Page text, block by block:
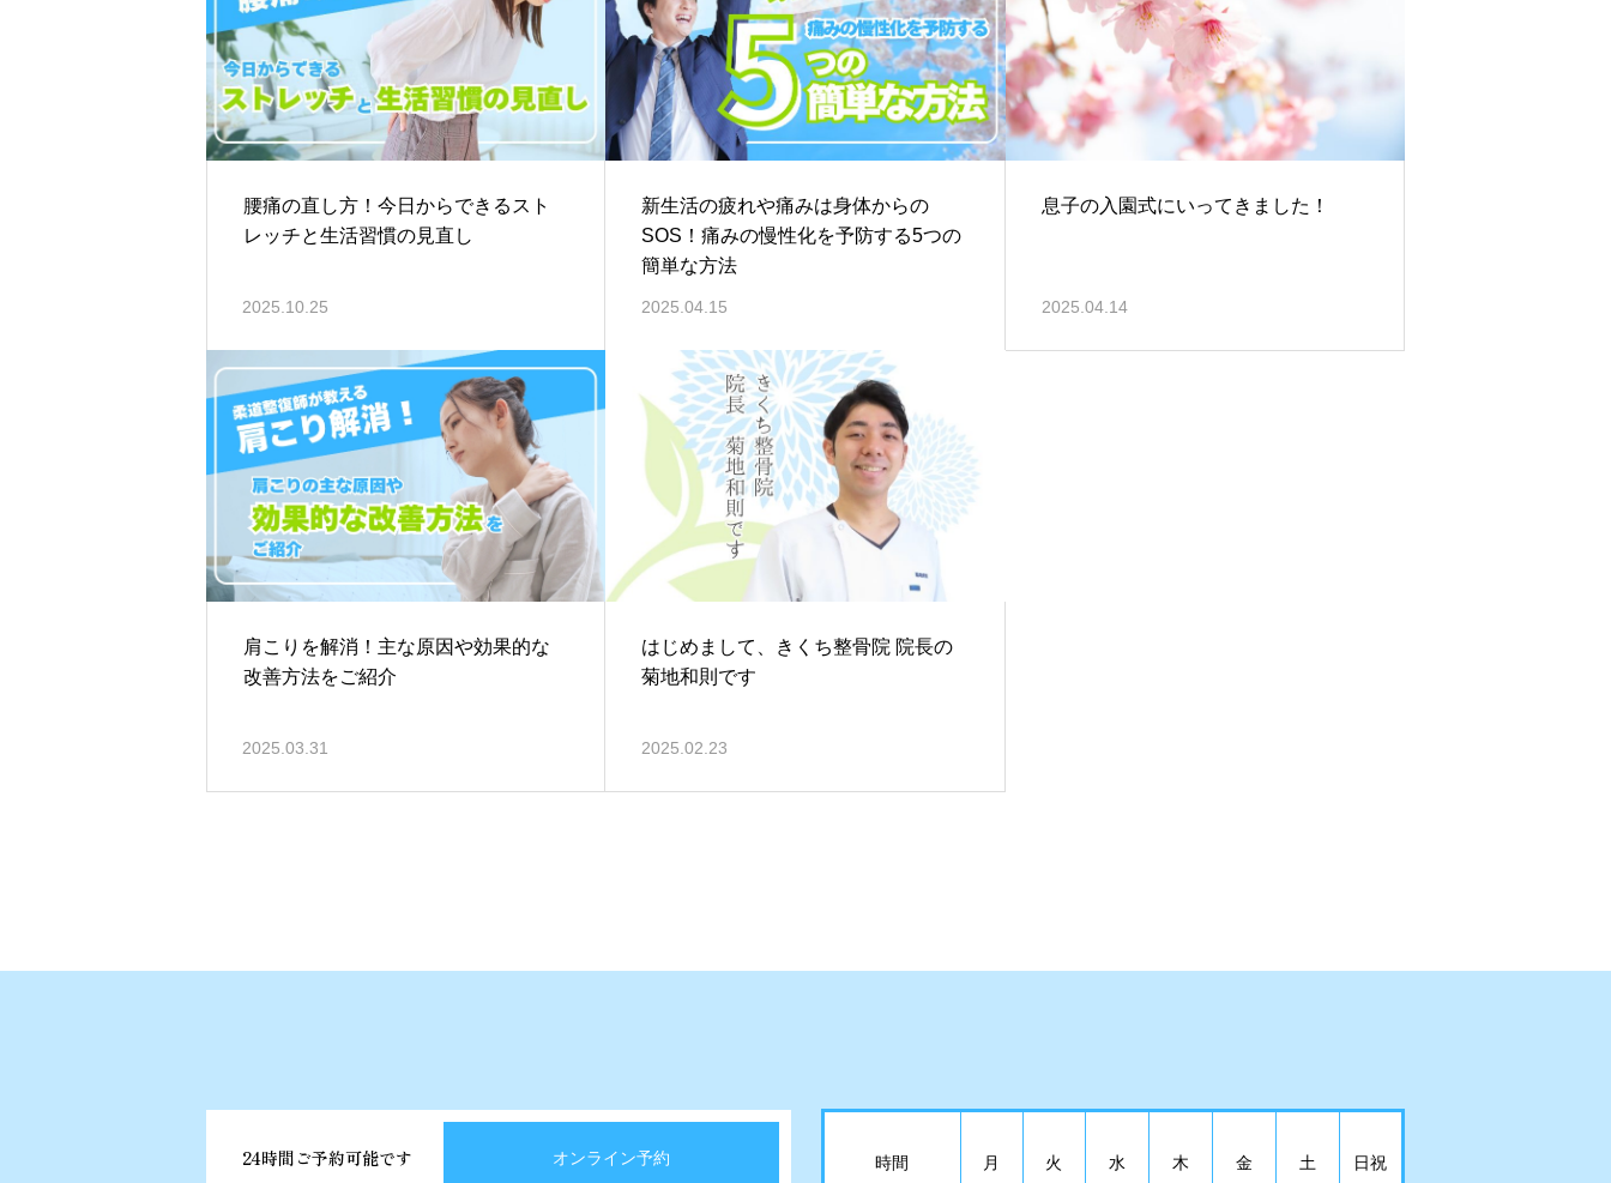
腰痛の直し方！今日からできるスト
レッチと生活習慣の見直し
2025.10.25
新生活の疲れや痛みは身体からの
SOS！痛みの慢性化を予防する5つの
簡単な方法
2025.04.15
息子の入園式にいってきました！
2025.04.14
肩こりを解消！主な原因や効果的な
改善方法をご紹介
2025.03.31
はじめまして、きくち整骨院 院長の
菊地和則です
2025.02.23
24時間ご予約可能です オンライン予約 時間 月 火 水 木 金 土 日祝